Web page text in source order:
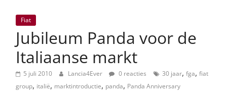
Italiaans
autonieuws
lifestyle
Fiat
Jubileum Panda voor de
Italiaanse markt
5 juli 2010 Lancia4Ever 0 reacties 30 jaar, fga, fiat
group, italië, marktintroductie, panda, Panda Anniversary